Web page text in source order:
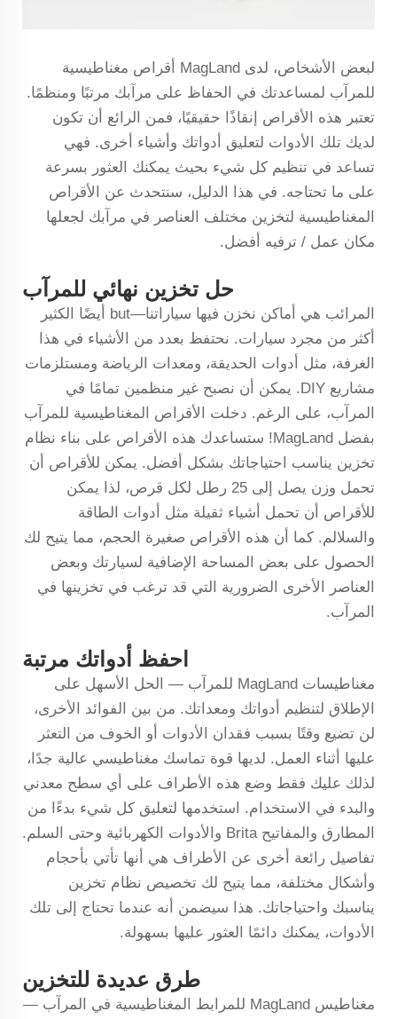
لبعض الأشخاص، لدى MagLand أقراص مغناطيسية
للمرآب لمساعدتك في الحفاظ على مرآبك مرتبًا ومنظمًا.
تعتبر هذه الأقراص إنقاذًا حقيقيًا، فمن الرائع أن تكون
لديك تلك الأدوات لتعليق أدواتك وأشياء أخرى. فهي
تساعد في تنظيم كل شيء بحيث يمكنك العثور بسرعة
على ما تحتاجه. في هذا الدليل، سنتحدث عن الأقراص
المغناطيسية لتخزين مختلف العناصر في مرآبك لجعلها
مكان عمل / ترفيه أفضل.
حل تخزين نهائي للمرآب
المرائب هي أماكن نخزن فيها سياراتنا—but أيضًا الكثير
أكثر من مجرد سيارات. نحتفظ بعدد من الأشياء في هذا
الغرفة، مثل أدوات الحديقة، ومعدات الرياضة ومستلزمات
مشاريع DIY. يمكن أن نصبح غير منظمين تمامًا في
المرآب، على الرغم. دخلت الأقراص المغناطيسية للمرآب
بفضل MagLand! ستساعدك هذه الأقراص على بناء نظام
تخزين يناسب احتياجاتك بشكل أفضل. يمكن للأقراص أن
تحمل وزن يصل إلى 25 رطل لكل قرص، لذا يمكن
للأقراص أن تحمل أشياء ثقيلة مثل أدوات الطاقة
والسلالم. كما أن هذه الأقراص صغيرة الحجم، مما يتيح لك
الحصول على بعض المساحة الإضافية لسيارتك وبعض
العناصر الأخرى الضرورية التي قد ترغب في تخزينها في
المرآب.
احفظ أدواتك مرتبة
مغناطيسات MagLand للمرآب — الحل الأسهل على
الإطلاق لتنظيم أدواتك ومعداتك. من بين الفوائد الأخرى،
لن تضيع وقتًا بسبب فقدان الأدوات أو الخوف من التعثر
عليها أثناء العمل. لديها قوة تماسك مغناطيسي عالية جدًا،
لذلك عليك فقط وضع هذه الأطراف على أي سطح معدني
والبدء في الاستخدام. استخدمها لتعليق كل شيء بدءًا من
المطارق والمفاتيح Brita والأدوات الكهربائية وحتى السلم.
تفاصيل رائعة أخرى عن الأطراف هي أنها تأتي بأحجام
وأشكال مختلفة، مما يتيح لك تخصيص نظام تخزين
يناسبك واحتياجاتك. هذا سيضمن أنه عندما تحتاج إلى تلك
الأدوات، يمكنك دائمًا العثور عليها بسهولة.
طرق عديدة للتخزين
مغناطيس MagLand للمرابط المغناطيسية في المرآب —